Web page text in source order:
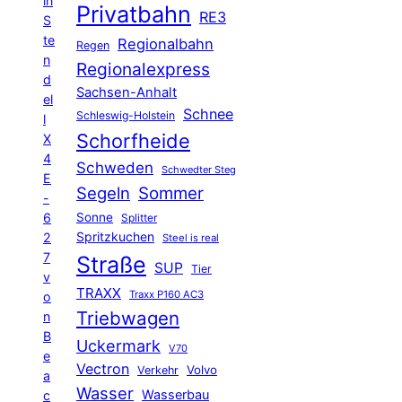
S
te
n
d
el
l
X
4
E
-
6
2
7
v
o
n
B
e
a
c
Privatbahn RE3
Regen Regionalbahn
Regionalexpress
Sachsen-Anhalt
Schleswig-Holstein Schnee
Schorfheide
Schweden Schwedter Steg
Segeln Sommer
Sonne Splitter
Spritzkuchen Steel is real
Straße SUP Tier
TRAXX Traxx P160 AC3
Triebwagen
Uckermark V70
Vectron Verkehr Volvo
Wasser Wasserbau